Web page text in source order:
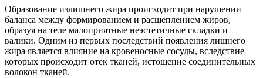
Образование излишнего жира происходит при нарушении
баланса между формированием и расщеплением жиров,
образуя на теле малоприятные неэстетичные складки и
валики. Одним из первых последствий появления лишнего
жира является влияние на кровеносные сосуды, вследствие
которых происходит отек тканей, истощение соединительных
волокон тканей.